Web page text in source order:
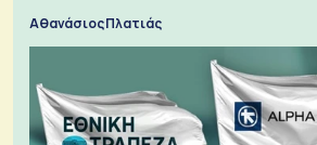
Αθανάσιος Πλατιάς